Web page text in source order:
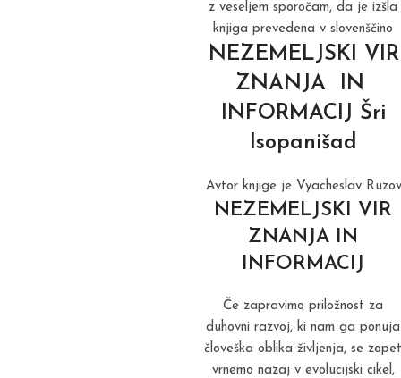
z veseljem sporočam, da je izšla
knjiga prevedena v slovenščino
NEZEMELJSKI
ZNANJA IN
INFORMACIJ Šri
Isopanišad
Avtor knjige je Vyacheslav
NEZEMELJSKI VIR
ZNANJA IN
INFORMACIJ
Če zapravimo priložnost za
duhovni razvoj, ki nam ga ponuja
človeška oblika življenja, se zopet
vrnemo nazaj v evolucijski cikel,